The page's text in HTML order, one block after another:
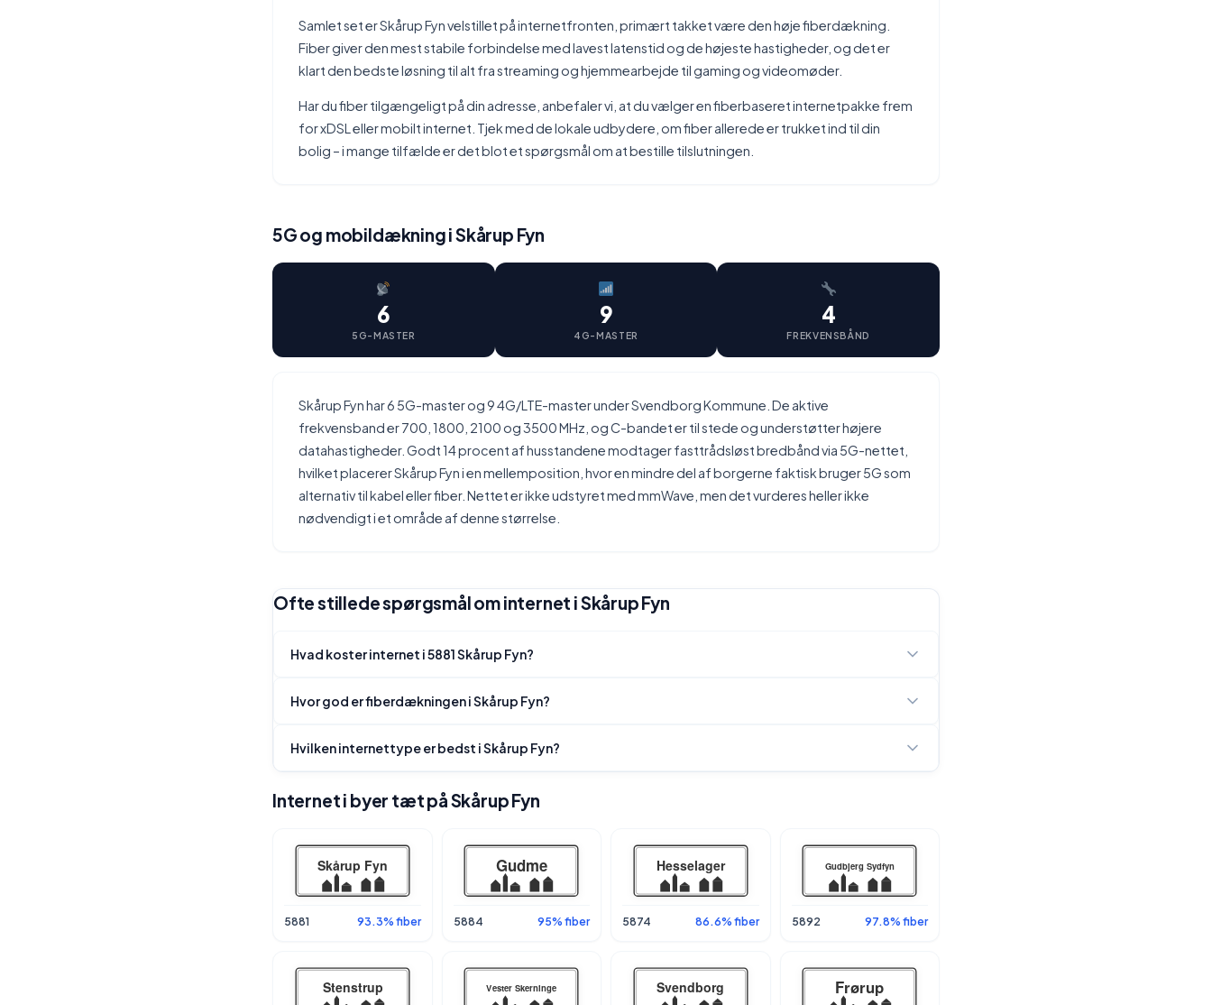
Samlet set er Skårup Fyn velstillet på internetfronten, primært takket være den høje fiberdækning.
Fiber giver den mest stabile forbindelse med lavest latenstid og de højeste hastigheder, og det er
klart den bedste løsning til alt fra streaming og hjemmearbejde til gaming og videomøder.
Har du fiber tilgængeligt på din adresse, anbefaler vi, at du vælger en fiberbaseret internetpakke frem
for xDSL eller mobilt internet. Tjek med de lokale udbydere, om fiber allerede er trukket ind til din
bolig – i mange tilfælde er det blot et spørgsmål om at bestille tilslutningen.
5G og mobildækning i Skårup Fyn
6
5G-MASTER
9
4G-MASTER
4
FREKVENSBÅND
Skårup Fyn har 6 5G-master og 9 4G/LTE-master under Svendborg Kommune. De aktive
frekvensband er 700, 1800, 2100 og 3500 MHz, og C-bandet er til stede og understøtter højere
datahastigheder. Godt 14 procent af husstandene modtager fasttrådsløst bredbånd via 5G-nettet,
hvilket placerer Skårup Fyn i en mellemposition, hvor en mindre del af borgerne faktisk bruger 5G som
alternativ til kabel eller fiber. Nettet er ikke udstyret med mmWave, men det vurderes heller ikke
nødvendigt i et område af denne størrelse.
Ofte stillede spørgsmål om internet i Skårup Fyn
Hvad koster internet i 5881 Skårup Fyn?
Hvor god er fiberdækningen i Skårup Fyn?
Hvilken internettype er bedst i Skårup Fyn?
Internet i byer tæt på Skårup Fyn
5881 93.3% fiber 5884 95% fiber 5874 86.6% fiber 5892 97.8% fiber